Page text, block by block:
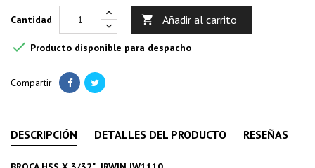
Cantidad  Añadir al carrito
 Producto disponible para despacho
Compartir
DESCRIPCIÓN DETALLES DEL PRODUCTO RESEÑAS